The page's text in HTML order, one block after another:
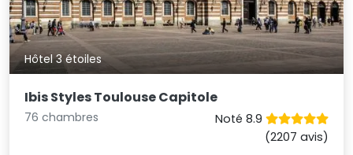
Hôtel 3 étoiles
Ibis Styles Toulouse Capitole
76 chambres
Noté 8.9
(2207 avis)